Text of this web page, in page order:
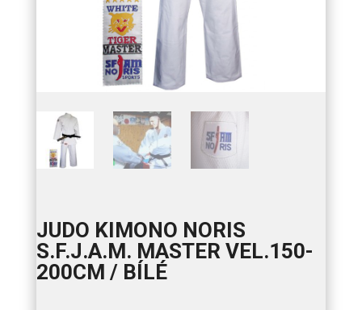
JUDO KIMONO NORIS
S.F.J.A.M. MASTER VEL.150-
200CM / BÍLÉ